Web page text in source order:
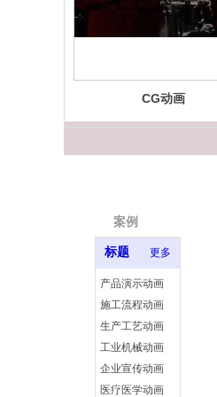
CG动画
标题 更多
产品演示动画
施工流程动画
生产工艺动画
工业机械动画
企业宣传动画
医疗医学动画
案例